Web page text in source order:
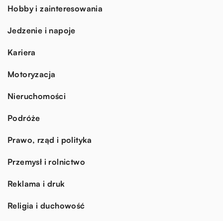
Hobby i zainteresowania
Jedzenie i napoje
Kariera
Motoryzacja
Nieruchomości
Podróże
Prawo, rząd i polityka
Przemysł i rolnictwo
Reklama i druk
Religia i duchowość